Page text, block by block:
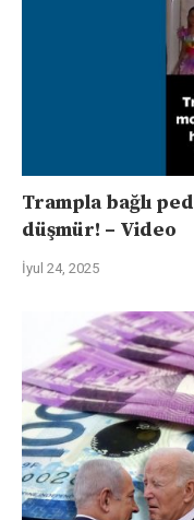
Trampla bağlı
düşmür! – Video
İyul 24, 2025